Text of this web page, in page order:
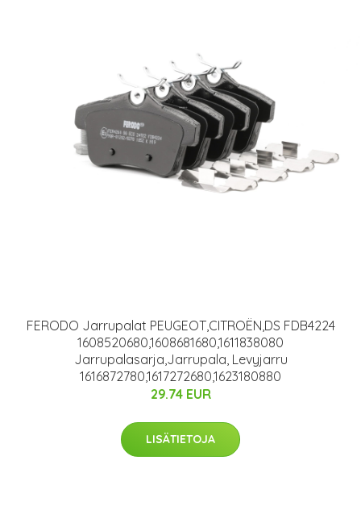
FERODO Jarrupalat PEUGEOT,CITROËN,DS FDB4224
1608520680,1608681680,1611838080
Jarrupalasarja,Jarrupala, Levyjarru
1616872780,1617272680,1623180880
29.74 EUR
LISÄTIETOJA